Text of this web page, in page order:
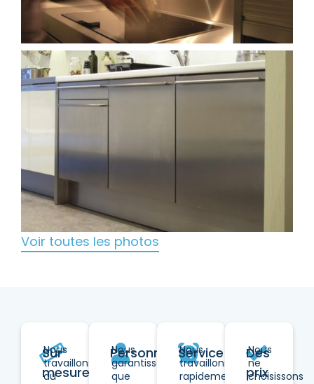
Voir toutes les photos
Sur
mesure
Nous
travaillons
du
Personnel
Nous
garantissons
que
Service
Nous
travaillons
rapidement
Des
prix
Nous
ne
choisissons